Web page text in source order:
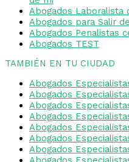
Abogados Laboralista
Abogados para Salir
Abogados Penalistas
Abogados TEST
TAMBIÉN EN TU CIUDAD
Abogados
Abogados
Abogados
Abogados
Abogados
Abogados
Abogados